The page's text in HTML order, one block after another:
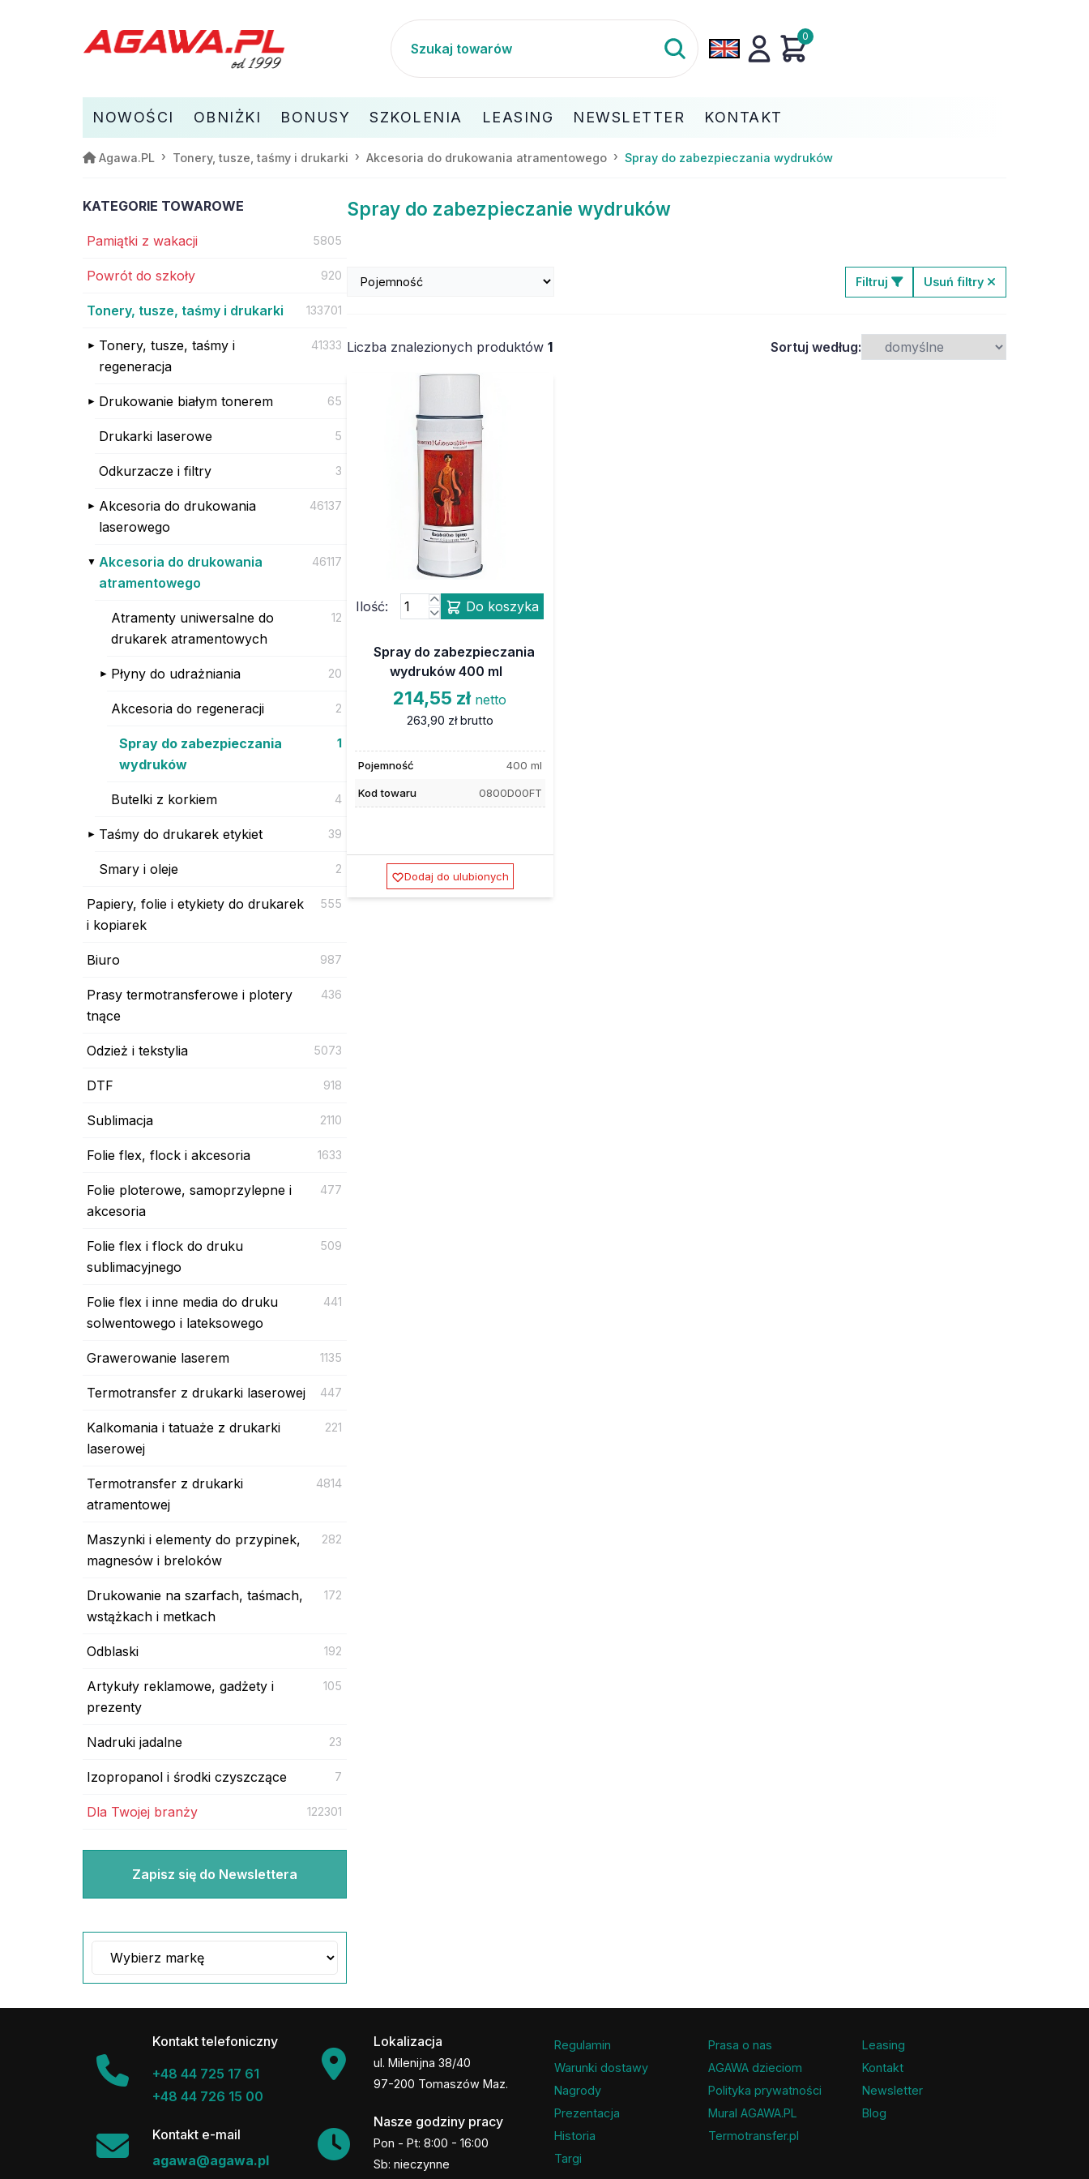
0
NOWOŚCI OBNIŻKI BONUSY SZKOLENIA LEASING NEWSLETTER KONTAKT
Agawa.PL Tonery, tusze, taśmy i drukarki Akcesoria do drukowania atramentowego Spray do zabezpieczania wydruków
KATEGORIE TOWAROWE
Pamiątki z wakacji 5805
Powrót do szkoły 920
Tonery, tusze, taśmy i drukarki 133701
Tonery, tusze, taśmy i
regeneracja
41333
Drukowanie białym tonerem 65
Drukarki laserowe 5
Odkurzacze i filtry 3
Akcesoria do drukowania
laserowego
46137
Akcesoria do drukowania
atramentowego
46117
Atramenty uniwersalne do
drukarek atramentowych
12
Płyny do udrażniania 20
Akcesoria do regeneracji 2
Spray do zabezpieczania
wydruków
1
Butelki z korkiem 4
Taśmy do drukarek etykiet 39
Smary i oleje 2
Papiery, folie i etykiety do drukarek
i kopiarek
555
Biuro 987
Prasy termotransferowe i plotery
tnące
436
Odzież i tekstylia 5073
DTF 918
Sublimacja 2110
Folie flex, flock i akcesoria 1633
Folie ploterowe, samoprzylepne i
akcesoria
477
Folie flex i flock do druku
sublimacyjnego
509
Folie flex i inne media do druku
solwentowego i lateksowego
441
Grawerowanie laserem 1135
Termotransfer z drukarki laserowej 447
Kalkomania i tatuaże z drukarki
laserowej
221
Termotransfer z drukarki
atramentowej
4814
Maszynki i elementy do przypinek,
magnesów i breloków
282
Drukowanie na szarfach, taśmach,
wstążkach i metkach
172
Odblaski 192
Artykuły reklamowe, gadżety i
prezenty
105
Nadruki jadalne 23
Izopropanol i środki czyszczące 7
Dla Twojej branży 122301
Zapisz się do Newslettera
Spray do zabezpieczanie wydruków
Filtruj Usuń filtry
Liczba znalezionych produktów 1 Sortuj według:
Ilość: Do koszyka
Spray do zabezpieczania
wydruków 400 ml
214,55 zł netto
263,90 zł brutto
Pojemność 400 ml
Kod towaru 0800D00FT
Dodaj do ulubionych
Kontakt telefoniczny
+48 44 725 17 61
+48 44 726 15 00
Kontakt e-mail
agawa@agawa.pl
Lokalizacja
ul. Milenijna 38/40
97-200 Tomaszów Maz.
Nasze godziny pracy
Pon - Pt: 8:00 - 16:00
Sb: nieczynne
Regulamin
Warunki dostawy
Nagrody
Prezentacja
Historia
Targi
Prasa o nas
AGAWA dzieciom
Polityka prywatności
Mural AGAWA.PL
Termotransfer.pl
Leasing
Kontakt
Newsletter
Blog